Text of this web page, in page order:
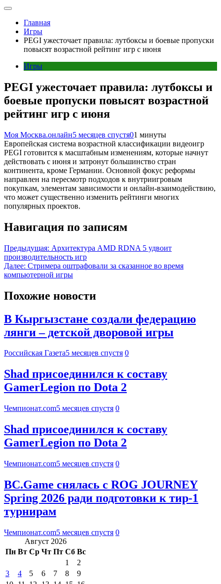
Главная
Игры
PEGI ужесточает правила: лутбоксы и боевые пропуски
повысят возрастной рейтинг игр с июня
Игры
PEGI ужесточает правила: лутбоксы и
боевые пропуски повысят возрастной
рейтинг игр с июня
Моя Москва.онлайн5 месяцев спустя01 минуты
Европейская система возрастной классификации видеоигр
PEGI готовится к масштабным изменениям, которые начнут
действовать с июня и затронут большинство стран
континента, кроме Германии. Основной фокус реформы
направлен на пересмотр подходов к внутриигровым
покупкам, элементам зависимости и онлайн-взаимодействию,
что может существенно изменить рейтинги многих
популярных проектов.
Навигация по записям
Предыдущая: Архитектура AMD RDNA 5 удвоит
производительность игр
Далее: Стримера оштрафовали за сказанное во время
компьютерной игры
Похожие новости
В Кыргызстане создали федерацию
лянги – детской дворовой игры
Российская Газета5 месяцев спустя 0
Shad присоединился к составу
GamerLegion по Dota 2
Чемпионат.com5 месяцев спустя 0
Shad присоединился к составу
GamerLegion по Dota 2
Чемпионат.com5 месяцев спустя 0
BC.Game снялась с ROG JOURNEY
Spring 2026 ради подготовки к тир-1
турнирам
Чемпионат.com5 месяцев спустя 0
Август 2026
Пн Вт Ср Чт Пт Сб Вс
1
2
3
4 5 6 7 8
9